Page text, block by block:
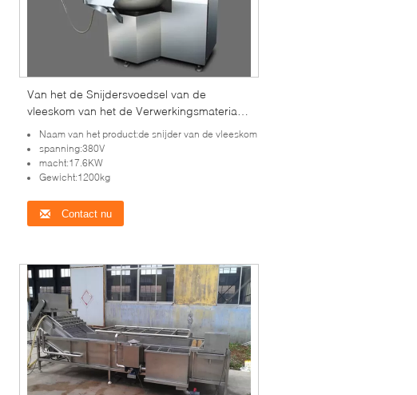
Van het de Snijdersvoedsel van de
vleeskom van het de Verwerkingsmateriaal
17.6kw het Roestvrije staalpot
Naam van het product:de snijder van de vleeskom
spanning:380V
macht:17.6KW
Gewicht:1200kg
Contact nu